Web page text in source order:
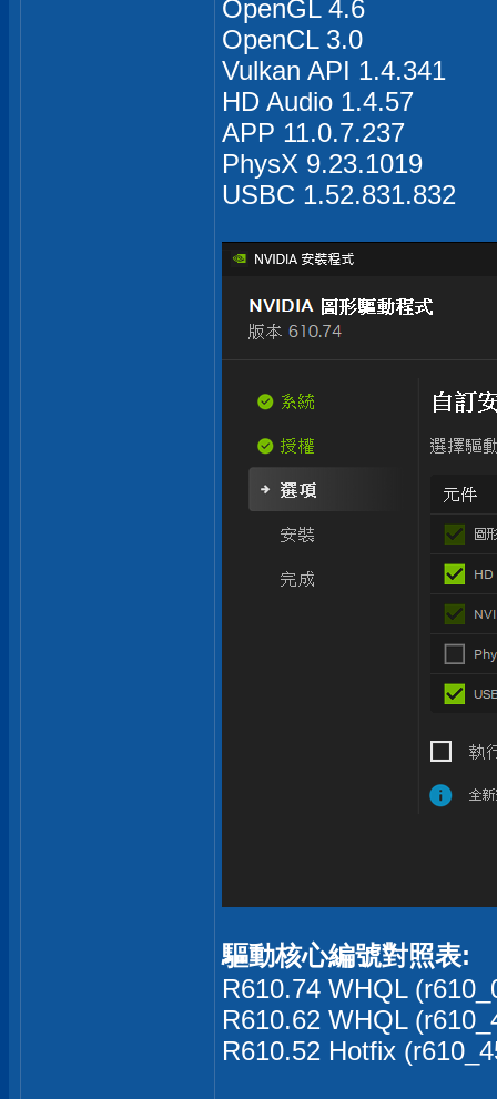
OpenGL 4.6
OpenCL 3.0
Vulkan API 1.4.341
HD Audio 1.4.57
APP 11.0.7.237
PhysX 9.23.1019
USBC 1.52.831.832
驅動核心編號對照表:
R610.74 WHQL
R610.62 WHQL
R610.52 Hotfix